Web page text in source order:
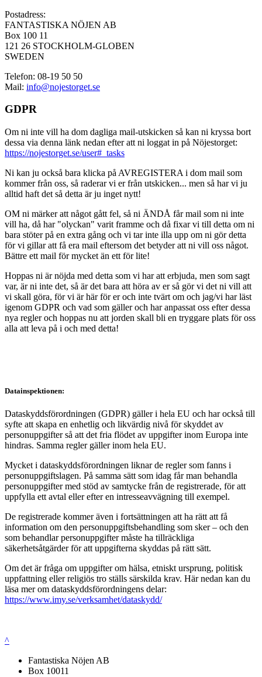
Postadress:
FANTASTISKA NÖJEN AB
Box 100 11
121 26 STOCKHOLM-GLOBEN
SWEDEN
Telefon: 08-19 50 50
Mail: info@nojestorget.se
GDPR
Om ni inte vill ha dom dagliga mail-utskicken så kan ni kryssa bort
dessa via denna länk nedan efter att ni loggat in på Nöjestorget:
https://nojestorget.se/user#_tasks
Ni kan ju också bara klicka på AVREGISTERA i dom mail som
kommer från oss, så raderar vi er från utskicken... men så har vi ju
alltid haft det så detta är ju inget nytt!
OM ni märker att något gått fel, så ni ÄNDÅ får mail som ni inte
vill ha, då har "olyckan" varit framme och då fixar vi till detta om ni
bara stöter på en extra gång och vi tar inte illa upp om ni gör detta
för vi gillar att få era mail eftersom det betyder att ni vill oss något.
Bättre ett mail för mycket än ett för lite!
Hoppas ni är nöjda med detta som vi har att erbjuda, men som sagt
var, är ni inte det, så är det bara att höra av er så gör vi det ni vill att
vi skall göra, för vi är här för er och inte tvärt om och jag/vi har läst
igenom GDPR och vad som gäller och har anpassat oss efter dessa
nya regler och hoppas nu att jorden skall bli en tryggare plats för oss
alla att leva på i och med detta!
Datainspektionen:
Dataskyddsförordningen (GDPR) gäller i hela EU och har också till
syfte att skapa en enhetlig och likvärdig nivå för skyddet av
personuppgifter så att det fria flödet av uppgifter inom Europa inte
hindras. Samma regler gäller inom hela EU.
Mycket i dataskyddsförordningen liknar de regler som fanns i
personuppgiftslagen. På samma sätt som idag får man behandla
personuppgifter med stöd av samtycke från de registrerade, för att
uppfylla ett avtal eller efter en intresseavvägning till exempel.
De registrerade kommer även i fortsättningen att ha rätt att få
information om den personuppgiftsbehandling som sker – och den
som behandlar personuppgifter måste ha tillräckliga
säkerhetsåtgärder för att uppgifterna skyddas på rätt sätt.
Om det är fråga om uppgifter om hälsa, etniskt ursprung, politisk
uppfattning eller religiös tro ställs särskilda krav. Här nedan kan du
läsa mer om dataskyddsförordningens delar:
https://www.imy.se/verksamhet/dataskydd/
^
Fantastiska Nöjen AB
Box 10011